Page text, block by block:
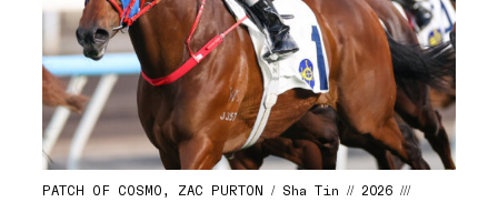
PATCH OF COSMO, ZAC PURTON / Sha Tin // 2026 ///